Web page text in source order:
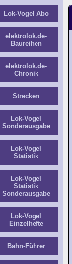
Lok-Vogel Abo
elektrolok.de-
Baureihen
elektrolok.de-
Chronik
Strecken
Lok-Vogel
Sonderausgabe
Lok-Vogel
Statistik
Lok-Vogel
Statistik
Sonderausgabe
Lok-Vogel
Einzelhefte
Bahn-Führer